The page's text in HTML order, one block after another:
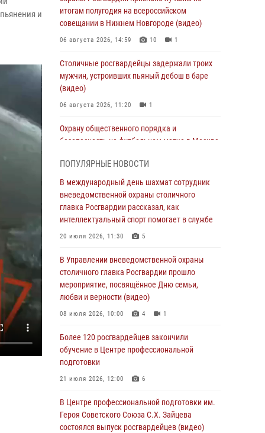
и
итогам полугодия на всероссийском
совещании в Нижнем Новгороде (видео)
06 августа 2026, 14:59 10 1
Столичные росгвардейцы задержали троих
мужчин, устроивших пьяный дебош в баре
(видео)
06 августа 2026, 11:20 1
Охрану общественного порядка и
безопасность на футбольном матче в Москве
Столичные росгвардейцы задержали
мужчину, устроившего дебош в букмекерской
конторе (Видео)
05 августа 2026, 12:39
Московские росгвардейцы обеспечили
безопасность проведения футбольного матча
Кубка России (Видео)
05 августа 2026, 12:35 1
ознакомилась с передовыми методами
работы Росгвардии в Москве (видео)
04 августа 2026, 18:16
чемпионат по самбо и боевому самбо.
(видео)
04 августа 2026, 14:00 7 1
ПОПУЛЯРНЫЕ НОВОСТИ
В международный день шахмат сотрудник
вневедомственной охраны столичного
главка Росгвардии рассказал, как
интеллектуальный спорт помогает в службе
20 июля 2026, 11:30 5
В Управлении вневедомственной охраны
столичного главка Росгвардии прошло
мероприятие, посвящённое Дню семьи,
любви и верности (видео)
08 июля 2026, 10:00 4 1
Более 120 росгвардейцев закончили
обучение в Центре профессиональной
подготовки
21 июля 2026, 12:00 6
В Центре профессиональной подготовки им.
Героя Советского Союза С.Х. Зайцева
состоялся выпуск росгвардейцев (видео)